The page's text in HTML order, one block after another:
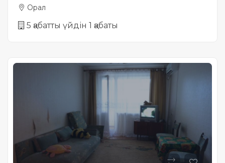
Орал
5 қабатты үйдін 1 қабаты